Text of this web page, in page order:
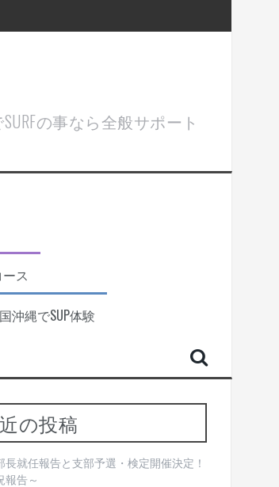
の事なら全般サポート
ス
沖縄でSUP体験
の投稿
長就任報告と支部予選・検定開催決定！
報告～